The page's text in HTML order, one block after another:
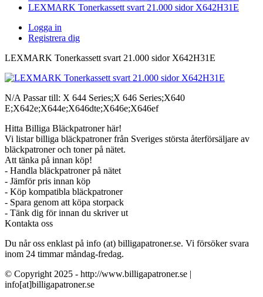
LEXMARK Tonerkassett svart 21.000 sidor X642H31E
Logga in
Registrera dig
LEXMARK Tonerkassett svart 21.000 sidor X642H31E
N/A Passar till: X 644 Series;X 646 Series;X640
E;X642e;X644e;X646dte;X646e;X646ef
Hitta Billiga Bläckpatroner här!
Vi listar billiga bläckpatroner från Sveriges största återförsäljare av
bläckpatroner och toner på nätet.
Att tänka på innan köp!
- Handla bläckpatroner på nätet
- Jämför pris innan köp
- Köp kompatibla bläckpatroner
- Spara genom att köpa storpack
- Tänk dig för innan du skriver ut
Kontakta oss
Du når oss enklast på info (at) billigapatroner.se. Vi försöker svara
inom 24 timmar måndag-fredag.
© Copyright 2025 - http://www.billigapatroner.se |
info[at]billigapatroner.se